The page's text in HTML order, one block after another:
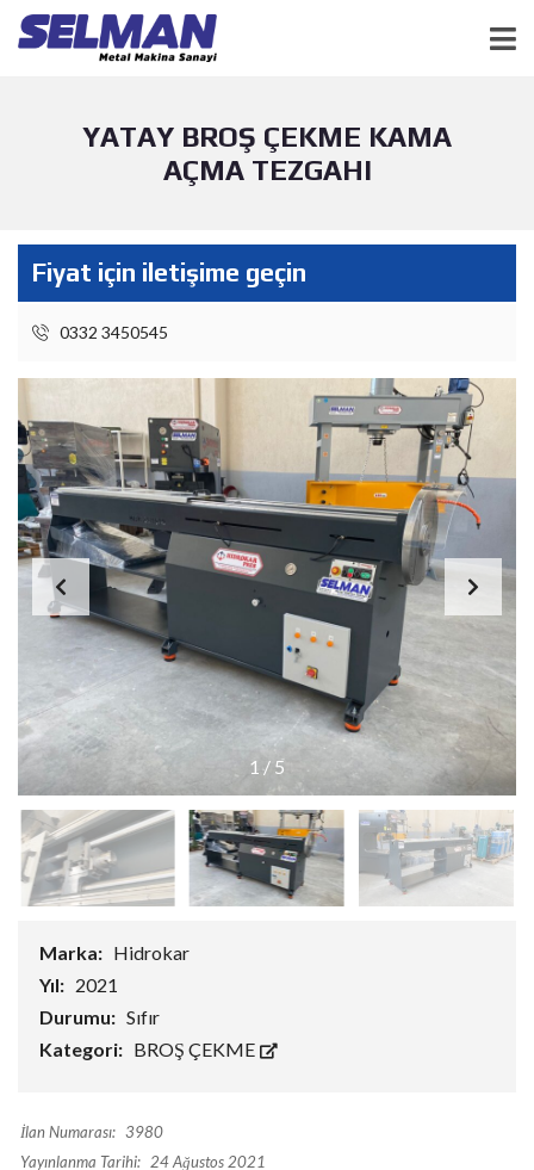
YATAY BROŞ ÇEKME KAMA
AÇMA TEZGAHI
Fiyat için iletişime geçin
0332 3450545
1 / 5
Marka: Hidrokar
Yıl: 2021
Durumu: Sıfır
Kategori: BROŞ ÇEKME
İlan Numarası: 3980
Yayınlanma Tarihi: 24 Ağustos 2021